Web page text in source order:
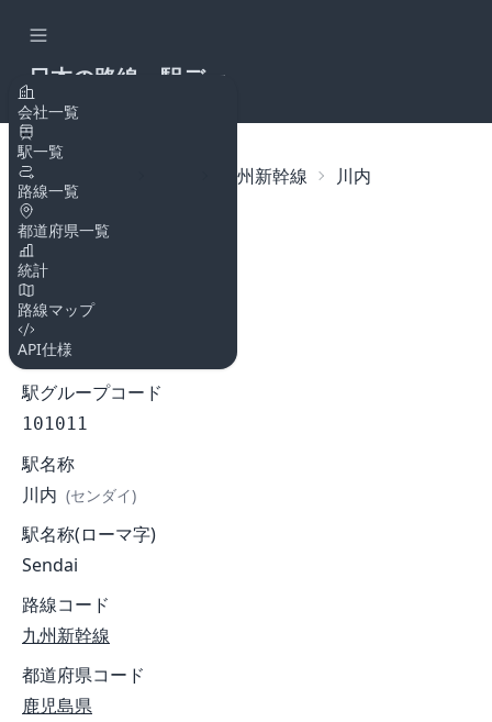
会社一覧
駅一覧
路線一覧
都道府県一覧
統計
路線マップ
API仕様
日本の路線・駅デー
トップページ 九州新幹線 川内
川内
九州新幹線
駅コード
101011
駅グループコード
101011
駅名称
川内 (センダイ)
駅名称(ローマ字)
Sendai
路線コード
九州新幹線
都道府県コード
鹿児島県